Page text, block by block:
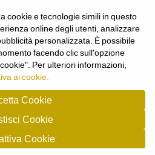
UTENTE
Login
Registrati
- P.Iva/cf: 09963530010
cookie e tecnologie simili in questo
online degli utenti, analizzare
personalizzata. È possibile
facendo clic sull'opzione
Per ulteriori informazioni,
ai cookie.
Cookie
Cookie
Cookie